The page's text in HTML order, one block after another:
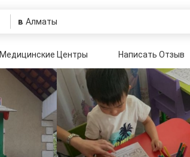
в
Медицинские Центры Написать Отзыв